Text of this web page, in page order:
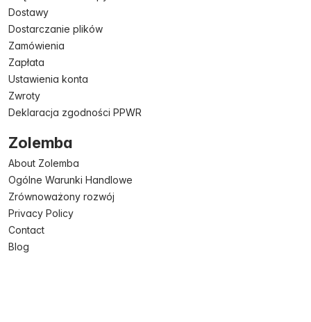
Dostawy
Dostarczanie plików
Zamówienia
Zapłata
Ustawienia konta
Zwroty
Deklaracja zgodności PPWR
Zolemba
About Zolemba
Ogólne Warunki Handlowe
Zrównoważony rozwój
Privacy Policy
Contact
Blog